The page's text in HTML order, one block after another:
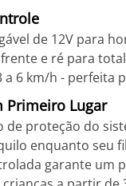
de 12V para
e ré para
a 6 km/h - perfeita
Primeiro Lugar
de proteção do
enquanto seu
garante um